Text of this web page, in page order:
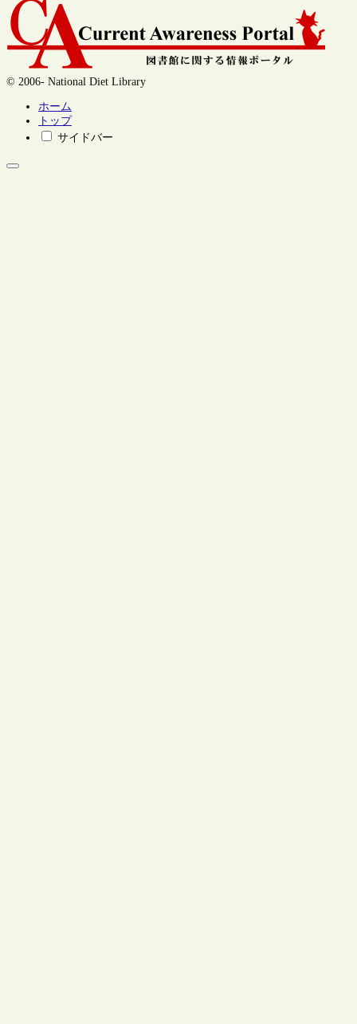
© 2006- National Diet Library
ホーム
トップ
サイドバー